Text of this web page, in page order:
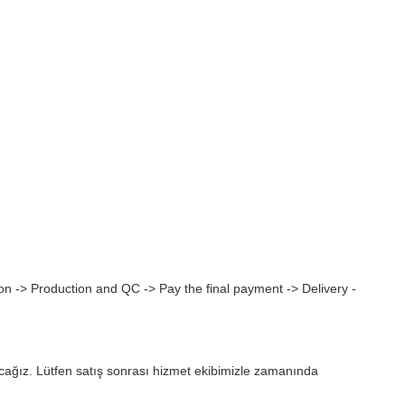
-> Production and QC -> Pay the final payment -> Delivery -
Lütfen satış sonrası hizmet ekibimizle zamanında